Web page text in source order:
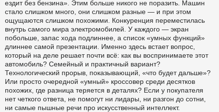
ездит без бензина». Этим больше никого не поразить. Машин
стало слишком много, они слишком разные — и при этом
ощущаются слишком похожими. Конкуренция переместилась
внутрь самого мира электромобилей. У каждого — экран
побольше, запас хода подлиннее, а список «умных функций»
длиннее самой презентации. Именно здесь встает вопрос,
который на деле решает почти всё: как вы воспринимаете этот
автомобиль? Семейный и практичный вариант?
Технологический прорыв, показывающий, «что будет дальше»?
Или просто очередной «умный» кроссовер среди десятков
похожих, где разница теряется в деталях? Если у покупателя
нет четкого ответа, не помогут ни лидары, ни разгон до сотни,
ни самые пышные речи про искусственный интеллект.